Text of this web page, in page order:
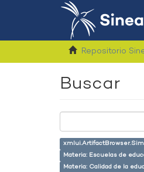
Repositorio
Buscar
Materia: Escuelas de
Materia: Calidad de la